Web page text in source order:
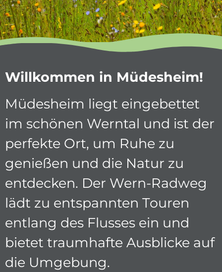
Willkommen in Müdesheim!
Müdesheim liegt eingebettet
im schönen Werntal und ist der
perfekte Ort, um Ruhe zu
genießen und die Natur zu
entdecken. Der Wern-Radweg
lädt zu entspannten Touren
entlang des Flusses ein und
bietet traumhafte Ausblicke auf
die Umgebung.